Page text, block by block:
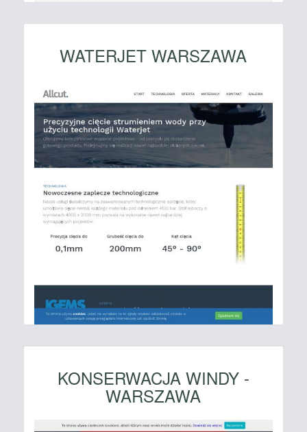
WATERJET WARSZAWA
KONSERWACJA WINDY -
WARSZAWA